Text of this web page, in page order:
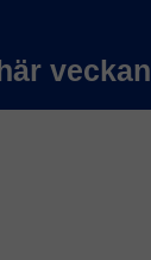
veckan